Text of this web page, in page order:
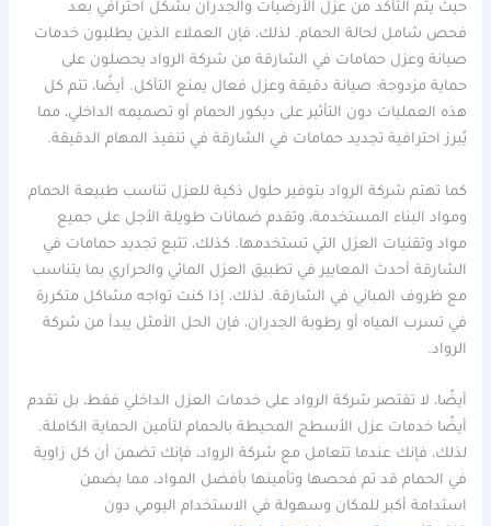
حيث يتم التأكد من عزل الأرضيات والجدران بشكل احترافي بعد
فحص شامل لحالة الحمام. لذلك، فإن العملاء الذين يطلبون خدمات
صيانة وعزل حمامات في الشارقة من شركة الرواد يحصلون على
حماية مزدوجة: صيانة دقيقة وعزل فعال يمنع التآكل. أيضًا، تتم كل
هذه العمليات دون التأثير على ديكور الحمام أو تصميمه الداخلي، مما
يُبرز احترافية تجديد حمامات في الشارقة في تنفيذ المهام الدقيقة.
كما تهتم شركة الرواد بتوفير حلول ذكية للعزل تناسب طبيعة الحمام
ومواد البناء المستخدمة، وتقدم ضمانات طويلة الأجل على جميع
مواد وتقنيات العزل التي تستخدمها. كذلك، تتبع تجديد حمامات في
الشارقة أحدث المعايير في تطبيق العزل المائي والحراري بما يتناسب
مع ظروف المباني في الشارقة. لذلك، إذا كنت تواجه مشاكل متكررة
في تسرب المياه أو رطوبة الجدران، فإن الحل الأمثل يبدأ من شركة
الرواد.
أيضًا، لا تقتصر شركة الرواد على خدمات العزل الداخلي فقط، بل تقدم
أيضًا خدمات عزل الأسطح المحيطة بالحمام لتأمين الحماية الكاملة.
لذلك، فإنك عندما تتعامل مع شركة الرواد، فإنك تضمن أن كل زاوية
في الحمام قد تم فحصها وتأمينها بأفضل المواد، مما يضمن
استدامة أكبر للمكان وسهولة في الاستخدام اليومي دون